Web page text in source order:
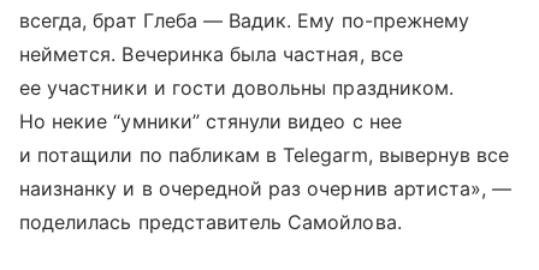
всегда, брат Глеба — Вадик. Ему по-прежнему
неймется. Вечеринка была частная, все
ее участники и гости довольны праздником.
Но некие “умники” стянули видео с нее
и потащили по пабликам в Telegarm, вывернув все
наизнанку и в очередной раз очернив артиста», —
поделилась представитель Самойлова.